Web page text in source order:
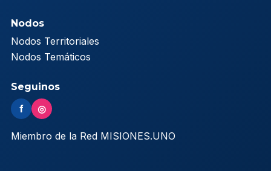
Nodos
Nodos Territoriales
Nodos Temáticos
Seguinos
f ◎
Miembro de la Red MISIONES.UNO